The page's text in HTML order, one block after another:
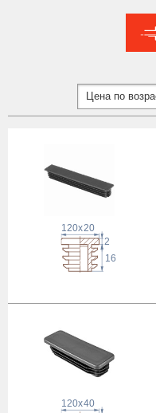
Цена по
2
16
20
x
120
40
x
120